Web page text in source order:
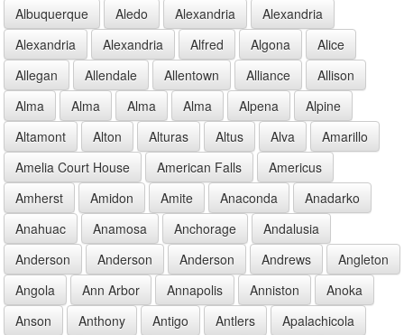
Albuquerque
Aledo Alexandria
Alexandria
Alexandria
Alexandria Alfred Algona
Alice
Allegan
Allendale Allentown Alliance
Allison
Alma
Alma Alma Alma Alpena
Alpine
Altamont
Alton Alturas Altus Alva
Amarillo
Amelia Court House
American Falls
Americus
Amherst
Amidon Amite Anaconda
Anadarko
Anahuac
Anamosa Anchorage
Andalusia
Anderson
Anderson Anderson Andrews
Angleton
Angola
Ann Arbor Annapolis Anniston
Anoka
Anson
Anthony Antigo Antlers
Apalachicola